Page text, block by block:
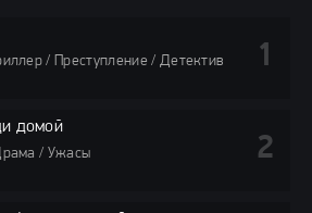
/ Преступление / Детектив
домой
/ Ужасы